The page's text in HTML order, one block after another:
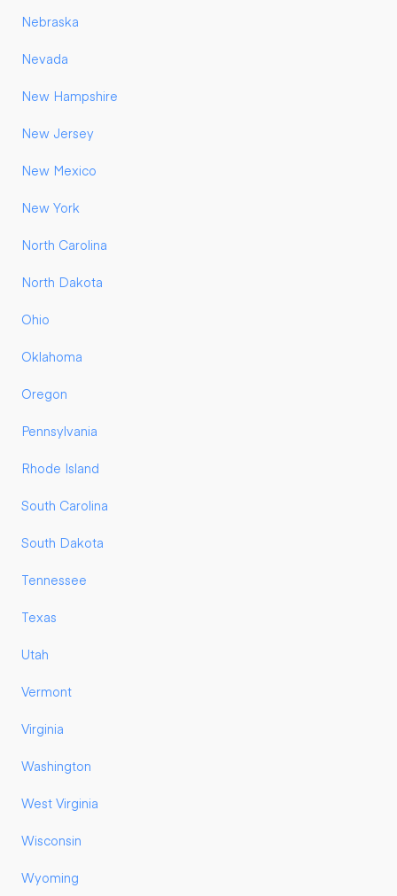
Nebraska
Nevada
New Hampshire
New Jersey
New Mexico
New York
North Carolina
North Dakota
Ohio
Oklahoma
Oregon
Pennsylvania
Rhode Island
South Carolina
South Dakota
Tennessee
Texas
Utah
Vermont
Virginia
Washington
West Virginia
Wisconsin
Wyoming